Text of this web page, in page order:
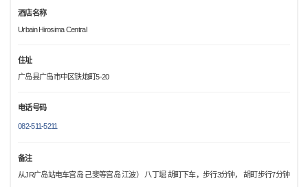
酒店名称
Urbain Hirosima Central
住址
广岛县广岛市中区铁炮町5-20
电话号码
082-511-5211
备注
从JR广岛站电车宫岛 己斐等宫岛 江波） 八丁堀 胡町下车，步行3分钟， 胡町步行7分钟